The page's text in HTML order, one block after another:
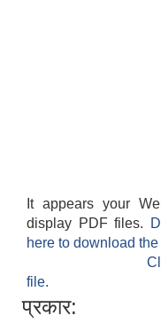
It appears your
display PDF files.
here to download
file.
प्रकार: